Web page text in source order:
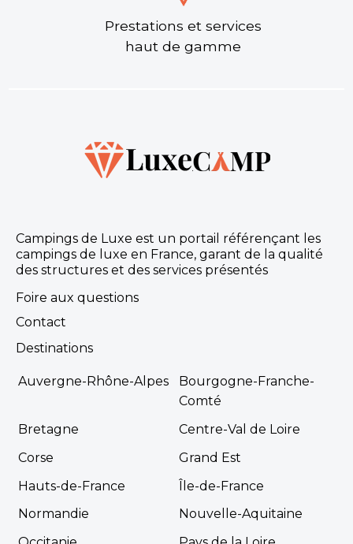
Prestations et services
haut de gamme
Campings de Luxe est un portail référençant les
campings de luxe en France, garant de la qualité
des structures et des services présentés
Foire aux questions
Contact
Destinations
Auvergne-Rhône-Alpes
Bourgogne-Franche-
Comté
Bretagne
Centre-Val de Loire
Corse
Grand Est
Hauts-de-France
Île-de-France
Normandie
Nouvelle-Aquitaine